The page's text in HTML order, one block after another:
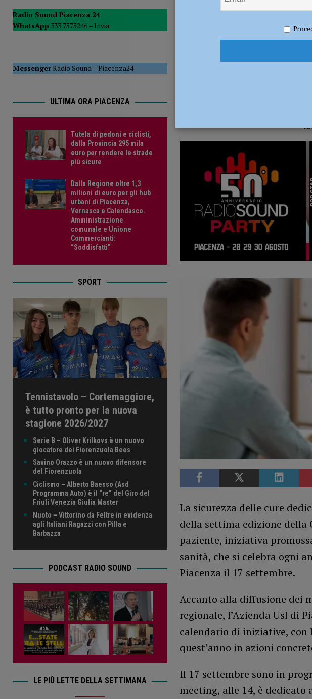
POLITICA
[ 5 Agosto 2026 ] Caldo estremo e asili nido, Tagliaferri (FdI): “Verificare subito la
La sicurezza delle cure
della settima edizione della
paziente, iniziativa
sanità, che si celebra ogni
Piacenza il 17 settembre.
Accanto alla diffusione dei
regionale, l’Azienda Usl di
calendario di iniziative,
quest’anno in azioni
Il 17 settembre sono in
meeting, alle 14, è
Radio Sound Piacenza 24
WhatsApp 333 7575246 – Invia
MessengerRadio Sound–Piacenza24
ULTIMA ORA PIACENZA
Tutela di pedoni e ciclisti,
dalla Provincia 295 mila
euro per rendere le strade
più sicure
Dalla Regione oltre 1,3
milioni di euro per gli hub
urbani di Piacenza,
Vernasca e Calendasco.
Amministrazione
comunale e Unione
Commercianti:
“Soddisfatti”
SPORT
Tennistavolo – Cortemaggiore,
è tutto pronto per la nuova
stagione 2026/2027
Serie B – Oliver Krilkovs è un nuovo
giocatore dei Fiorenzuola Bees
Savino Orazzo è un nuovo difensore
del Fiorenzuola
Ciclismo – Alberto Baesso (Asd
Programma Auto) è il “re” del Giro del
Friuli Venezia Giulia Master
Nuoto – Vittorino da Feltre in evidenza
agli Italiani Ragazzi con Pilla e
Barbazza
PODCAST RADIO SOUND
LE PIÙ LETTE DELLA SETTIMANA